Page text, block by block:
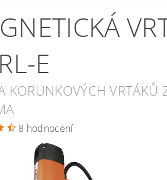
E
KORUNKOVÝCH VRTÁKŮ
8 hodnocení